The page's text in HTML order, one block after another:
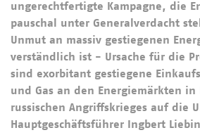
ungerechtfertigte Kampagne, die
pauschal unter Generalverdacht
Unmut an massiv gestiegenen
verständlich ist - Ursache für die
sind exorbitant gestiegene
und Gas an den Energiemärkten in
russischen Angriffskrieges auf die
Hauptgeschäftsführer Ingbert